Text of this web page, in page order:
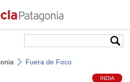
Fuera de Foco
INDIA